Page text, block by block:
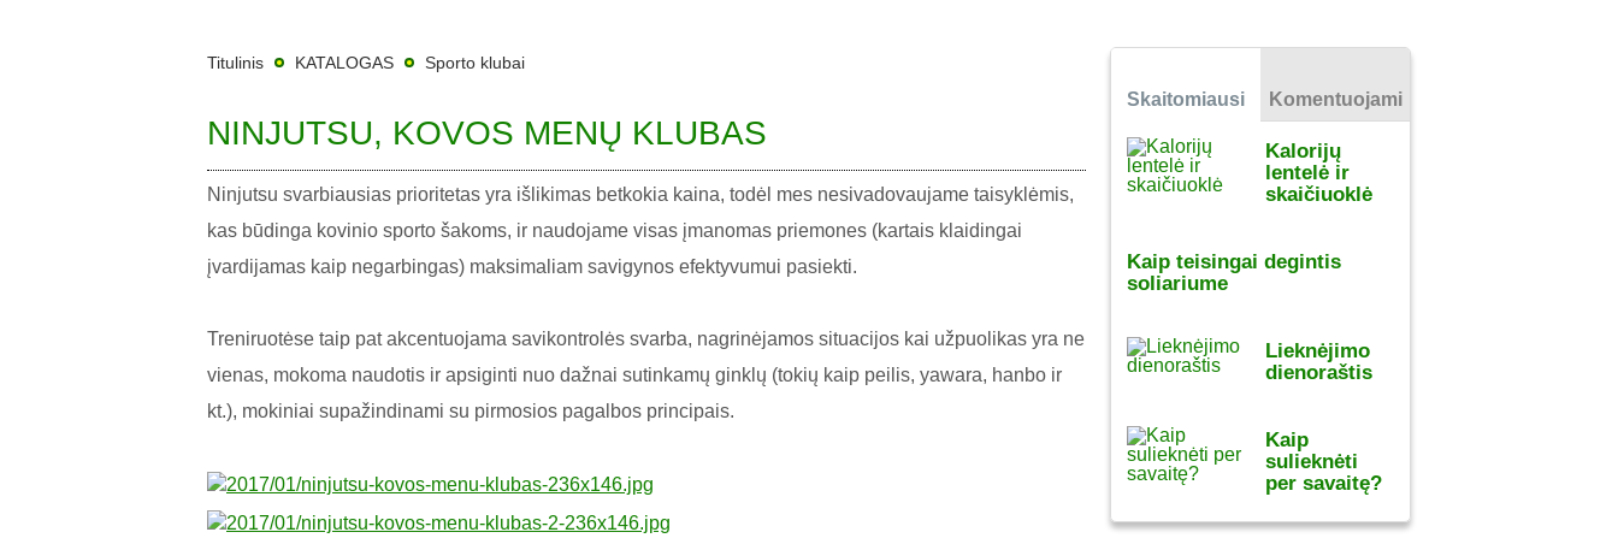
Titulinis KATALOGAS Sporto klubai
NINJUTSU, KOVOS MENŲ KLUBAS
Ninjutsu svarbiausias prioritetas yra išlikimas betkokia kaina, todėl mes nesivadovaujame taisyklėmis,
kas būdinga kovinio sporto šakoms, ir naudojame visas įmanomas priemones (kartais klaidingai
įvardijamas kaip negarbingas) maksimaliam savigynos efektyvumui pasiekti.
Treniruotėse taip pat akcentuojama savikontrolės svarba, nagrinėjamos situacijos kai užpuolikas yra ne
vienas, mokoma naudotis ir apsiginti nuo dažnai sutinkamų ginklų (tokių kaip peilis, yawara, hanbo ir
kt.), mokiniai supažindinami su pirmosios pagalbos principais.
Skaitomiausi Komentuojami
Kalorijų
lentelė ir
skaičiuoklė
Kaip teisingai degintis
soliariume
Lieknėjimo
dienoraštis
Kaip
sulieknėti
per savaitę?